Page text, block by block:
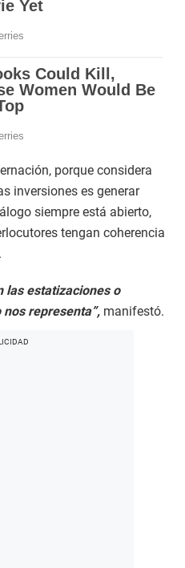
porque considera
inversiones es generar
siempre está abierto,
tengan coherencia
las estatizaciones o
representa”, manifestó.